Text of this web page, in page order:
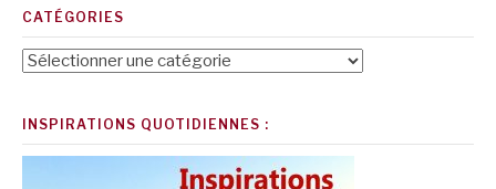
CATÉGORIES
Catégories
INSPIRATIONS QUOTIDIENNES :